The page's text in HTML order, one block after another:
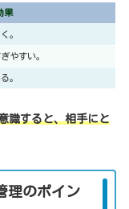
果
。
やすい。
。
すると、相手にと
理のポイン